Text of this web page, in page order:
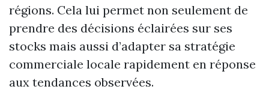
régions. Cela lui permet non seulement de
prendre des décisions éclairées sur ses
stocks mais aussi d’adapter sa stratégie
commerciale locale rapidement en réponse
aux tendances observées.